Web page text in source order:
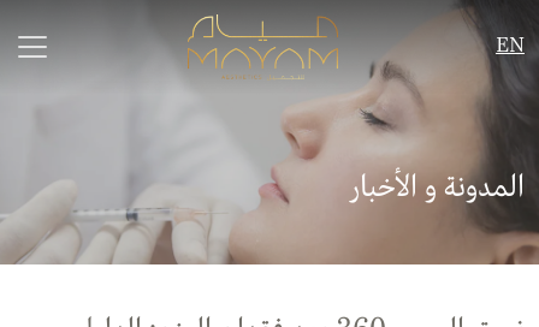
EN
المدونة و الأخبار